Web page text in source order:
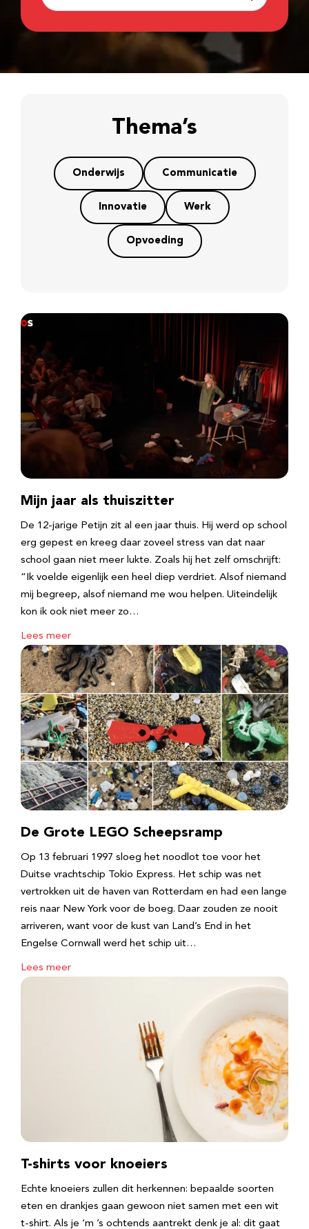
Thema’s
Onderwijs Communicatie
Innovatie Werk
Opvoeding
Mijn jaar als thuiszitter
De 12-jarige Petijn zit al een jaar thuis. Hij werd op school
erg gepest en kreeg daar zoveel stress van dat naar
school gaan niet meer lukte. Zoals hij het zelf omschrijft:
“Ik voelde eigenlijk een heel diep verdriet. Alsof niemand
mij begreep, alsof niemand me wou helpen. Uiteindelijk
kon ik ook niet meer zo…
Lees meer
De Grote LEGO Scheepsramp
Op 13 februari 1997 sloeg het noodlot toe voor het
Duitse vrachtschip Tokio Express. Het schip was net
vertrokken uit de haven van Rotterdam en had een lange
reis naar New York voor de boeg. Daar zouden ze nooit
arriveren, want voor de kust van Land’s End in het
Engelse Cornwall werd het schip uit…
Lees meer
T-shirts voor knoeiers
Echte knoeiers zullen dit herkennen: bepaalde soorten
eten en drankjes gaan gewoon niet samen met een wit
t-shirt. Als je ‘m ’s ochtends aantrekt denk je al: dit gaat